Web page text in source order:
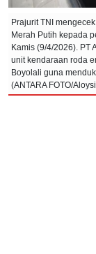
Prajurit TNI
Merah Putih kepada
Kamis (9/4/2026). PT
unit kendaraan roda
Boyolali guna
(ANTARA FOTO/